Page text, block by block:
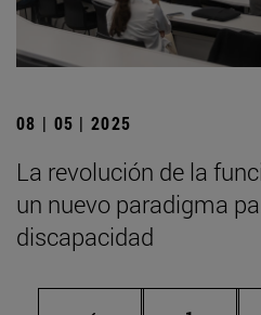
08 | 05 | 2025
La revolución de la
un nuevo paradigma
discapacidad